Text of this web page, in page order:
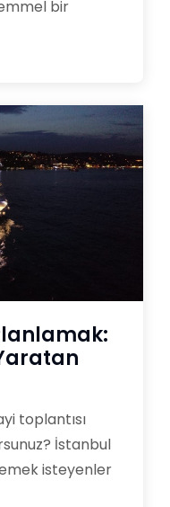
bir
toplantısı
İstanbul
isteyenler